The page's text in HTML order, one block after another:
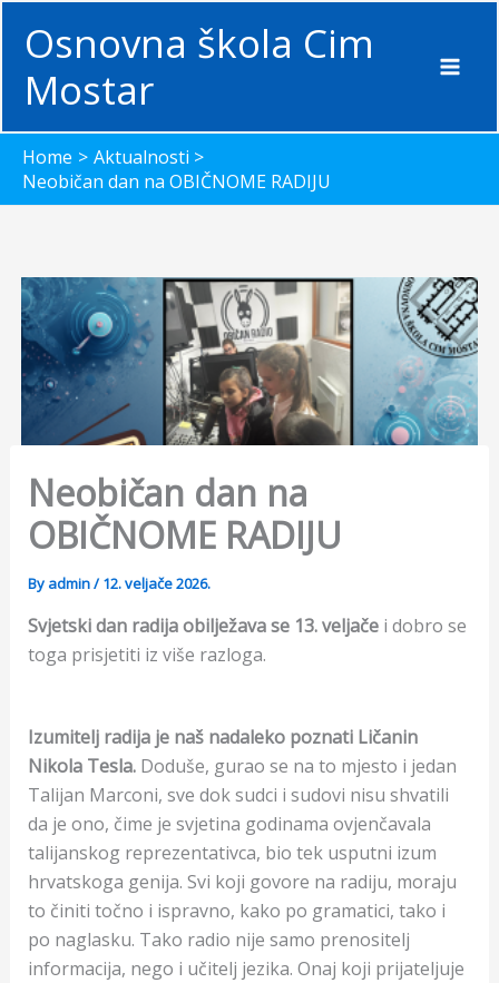
content
Osnovna škola Cim
Mostar
Home
Aktualnosti
Neobičan dan na OBIČNOME RADIJU
Neobičan dan na
OBIČNOME RADIJU
By admin/12. veljače 2026.
Svjetski dan radija obilježava se 13. veljačei dobro se
toga prisjetiti iz više razloga.
Izumitelj radija je naš nadaleko poznati Ličanin
Nikola Tesla.Doduše, gurao se na to mjesto i jedan
Talijan Marconi, sve dok sudci i sudovi nisu shvatili
da je ono, čime je svjetina godinama ovjenčavala
talijanskog reprezentativca, bio tek usputni izum
hrvatskoga genija. Svi koji govore na radiju, moraju
to činiti točno i ispravno, kako po gramatici, tako i
po naglasku. Tako radio nije samo prenositelj
informacija, nego i učitelj jezika. Onaj koji prijateljuje